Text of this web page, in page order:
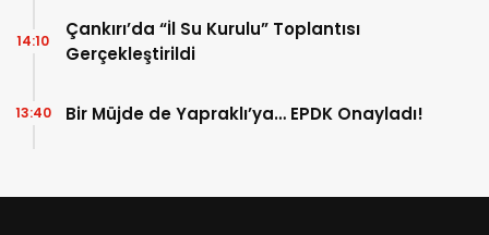
Çankırı’da “İl Su Kurulu” Toplantısı
Gerçekleştirildi
14:10
Bir Müjde de Yapraklı’ya… EPDK Onayladı!
13:40